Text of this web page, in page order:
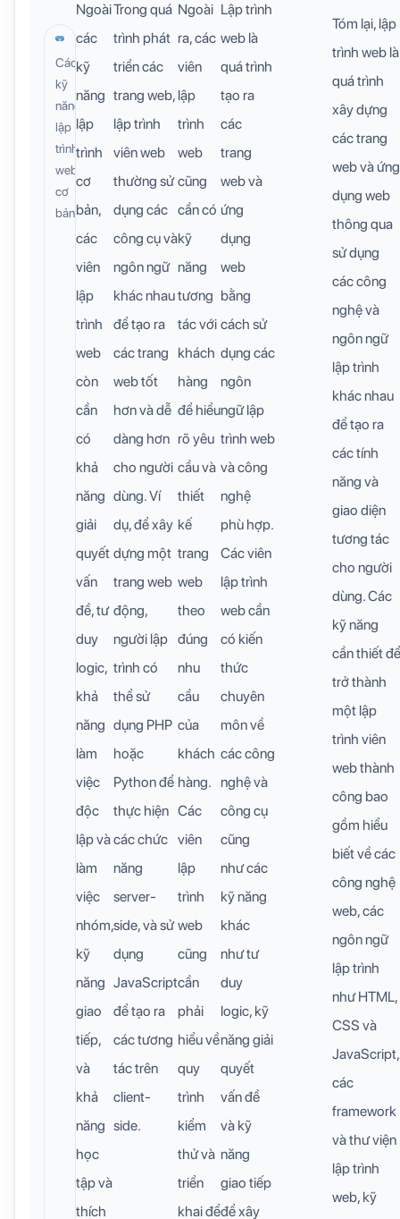
Các
kỹ
năng
lập
trình
web
cơ
bản
Ngoài
các
kỹ
năng
lập
trình
cơ
bản,
các
viên
lập
trình
web
còn
cần
có
khả
năng
giải
quyết
vấn
đề, tư
duy
logic,
khả
năng
làm
việc
độc
lập và
làm
việc
nhóm,
kỹ
năng
giao
tiếp,
và
khả
năng
học
tập và
thích
Trong quá
trình phát
triển các
trang web,
lập trình
viên web
thường sử
dụng các
công cụ và
ngôn ngữ
khác nhau
để tạo ra
các trang
web tốt
hơn và dễ
dàng hơn
cho người
dùng. Ví
dụ, để xây
dựng một
trang web
động,
người lập
trình có
thể sử
dụng PHP
hoặc
Python để
thực hiện
các chức
năng
server-
side, và sử
dụng
JavaScript
để tạo ra
các tương
tác trên
client-
side.
Ngoài
ra, các
viên
lập
trình
web
cũng
cần có
kỹ
năng
tương
tác với
khách
hàng
để hiểu
rõ yêu
cầu và
thiết
kế
trang
web
theo
đúng
nhu
cầu
của
khách
hàng.
Các
viên
lập
trình
web
cũng
cần
phải
hiểu về
quy
trình
kiểm
thử và
triển
khai để
Lập trình
web là
quá trình
tạo ra
các
trang
web và
ứng
dụng
web
bằng
cách sử
dụng các
ngôn
ngữ lập
trình web
và công
nghệ
phù hợp.
Các viên
lập trình
web cần
có kiến
thức
chuyên
môn về
các công
nghệ và
công cụ
cũng
như các
kỹ năng
khác
như tư
duy
logic, kỹ
năng giải
quyết
vấn đề
và kỹ
năng
giao tiếp
để xây
Tóm lại, lập
trình web là
quá trình
xây dựng
các trang
web và ứng
dụng web
thông qua
sử dụng
các công
nghệ và
ngôn ngữ
lập trình
khác nhau
để tạo ra
các tính
năng và
giao diện
tương tác
cho người
dùng. Các
kỹ năng
cần thiết để
trở thành
một lập
trình viên
web thành
công bao
gồm hiểu
biết về các
công nghệ
web, các
ngôn ngữ
lập trình
như HTML,
CSS và
JavaScript,
các
framework
và thư viện
lập trình
web, kỹ